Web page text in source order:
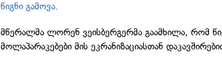
წიგნი გამოვა.
მწერალმა ლორენ ვეისბერგერმა გაამხილა, რომ
მოლაპარაკებები მის ეკრანიზაციასთან